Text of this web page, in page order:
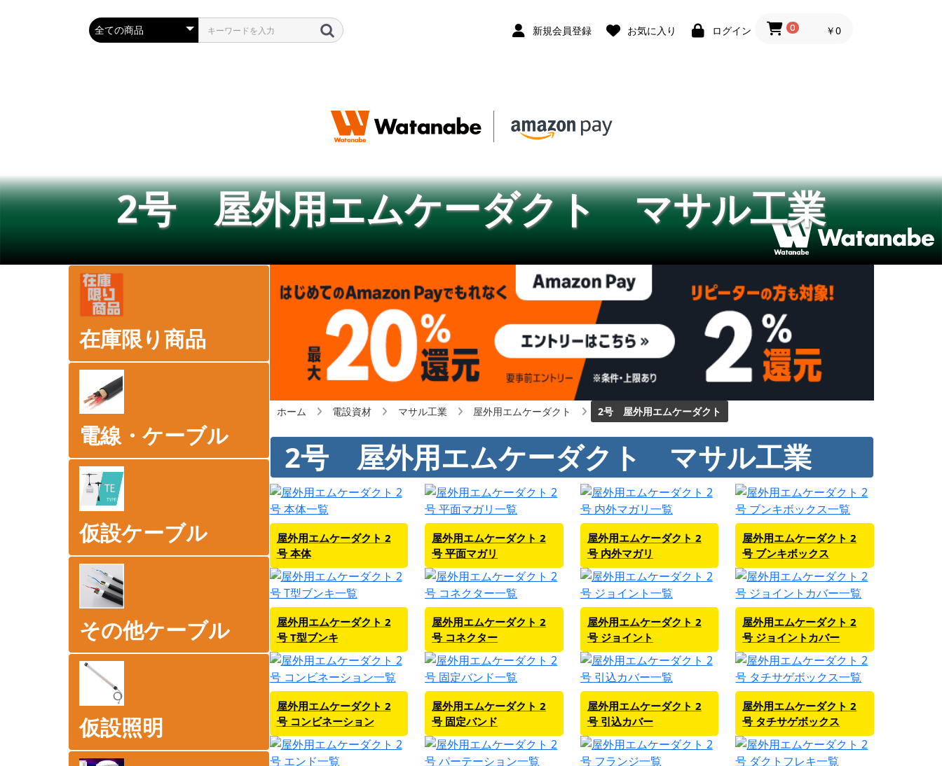
新規会員登録 お気に入り ログイン 0 ￥0
2号 屋外用エムケーダクト マサル工業
在庫限り商品
電線・ケーブル
仮設ケーブル
その他ケーブル
仮設照明
ホーム 電設資材 マサル工業 屋外用エムケーダクト 2号 屋外用エムケーダクト
2号 屋外用エムケーダクト マサル工業
屋外用エムケーダクト 2
号 本体
屋外用エムケーダクト 2
号 平面マガリ
屋外用エムケーダクト 2
号 内外マガリ
屋外用エムケーダクト 2
号 ブンキボックス
屋外用エムケーダクト 2
号 T型ブンキ
屋外用エムケーダクト 2
号 コネクター
屋外用エムケーダクト 2
号 ジョイント
屋外用エムケーダクト 2
号 ジョイントカバー
屋外用エムケーダクト 2
号 コンビネーション
屋外用エムケーダクト 2
号 固定バンド
屋外用エムケーダクト 2
号 引込カバー
屋外用エムケーダクト 2
号 タチサゲボックス